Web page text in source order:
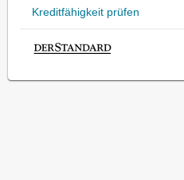
Kreditfähigkeit prüfen